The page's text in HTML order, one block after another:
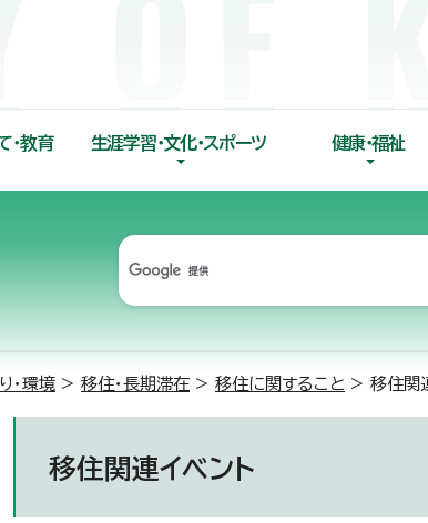
・教育 生涯学習・文化・スポーツ 健康・福祉
・環境 > 移住・長期滞在 > 移住に関すること > 移住関
移住関連イベント